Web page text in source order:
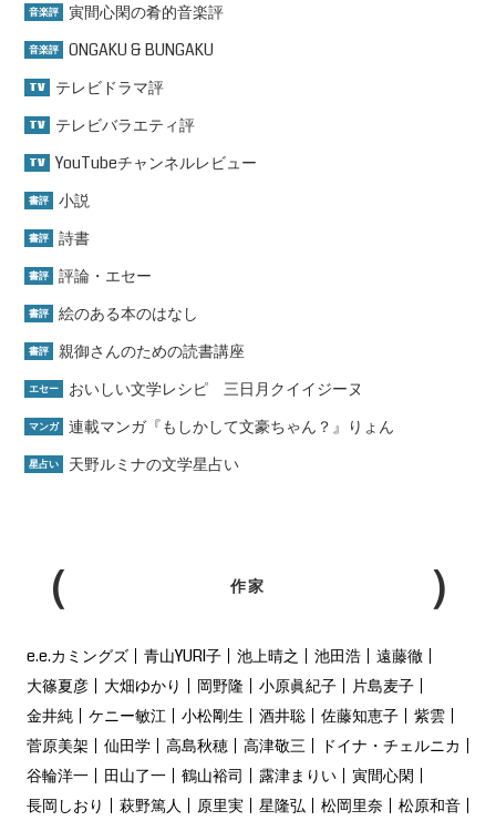
音楽評 寅間心閑の肴的音楽評
音楽評 ONGAKU & BUNGAKU
TV テレビドラマ評
TV テレビバラエティ評
TV YouTubeチャンネルレビュー
書評 小説
書評 詩書
書評 評論・エセー
書評 絵のある本のはなし
書評 親御さんのための読書講座
エセー おいしい文学レシピ 三日月クイイジーヌ
マンガ 連載マンガ『もしかして文豪ちゃん？』りょん
星占い 天野ルミナの文学星占い
作家
e.e.カミングズ 青山YURI子 池上晴之 池田浩
遠藤徹
大篠夏彦
大畑ゆかり 岡野隆 小原眞紀子
片島麦子
金井純
ケニー敏江 小松剛生 酒井聡 佐藤知恵子
紫雲
菅原美架
仙田学 高島秋穂 高津敬三
ドイナ・チェルニカ
谷輪洋一
田山了一 鶴山裕司 露津まりい
寅間心閑
長岡しおり
萩野篤人 原里実 星隆弘 松岡里奈
松原和音